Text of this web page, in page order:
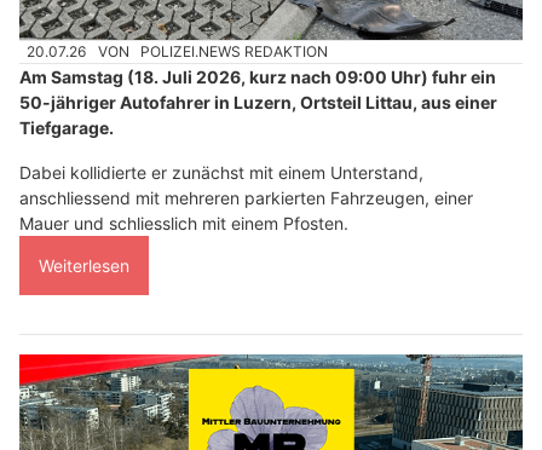
20.07.26 VON POLIZEI.NEWS REDAKTION
Am Samstag (18. Juli 2026, kurz nach 09:00 Uhr) fuhr ein
50-jähriger Autofahrer in Luzern, Ortsteil Littau, aus einer
Tiefgarage.
Dabei kollidierte er zunächst mit einem Unterstand,
anschliessend mit mehreren parkierten Fahrzeugen, einer
Mauer und schliesslich mit einem Pfosten.
Weiterlesen